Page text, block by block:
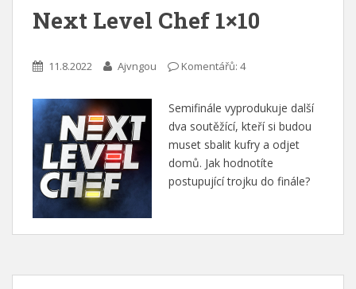
Next Level Chef 1×10
11.8.2022 Ajvngou Komentářů: 4
Semifinále vyprodukuje další
dva soutěžící, kteří si budou
muset sbalit kufry a odjet
domů. Jak hodnotíte
postupující trojku do finále?